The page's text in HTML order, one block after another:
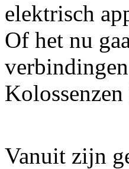
elektrisch
Of het nu
Vanuit zijn